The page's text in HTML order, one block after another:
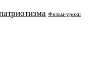
Фильм-уроки